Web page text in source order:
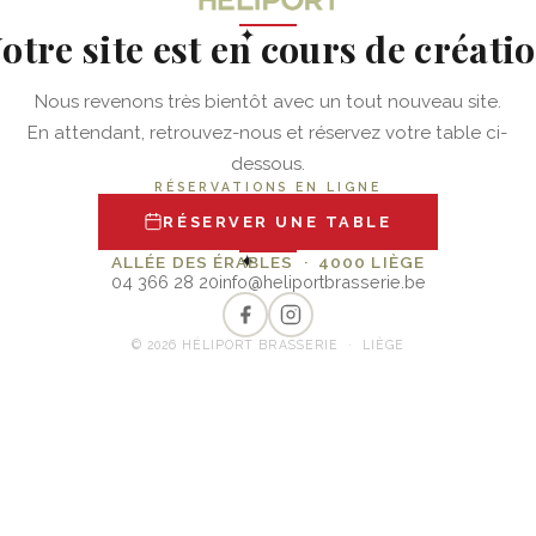
✦
site est en cours de
Nous revenons très bientôt avec un tout nouveau site.
En attendant, retrouvez-nous et réservez votre table ci-
dessous.
RÉSERVATIONS EN LIGNE
RÉSERVER UNE TABLE
✦
ALLÉE DES ÉRABLES · 4000 LIÈGE
04 366 28 20info@heliportbrasserie.be
© 2026 HÉLIPORT BRASSERIE · LIÈGE